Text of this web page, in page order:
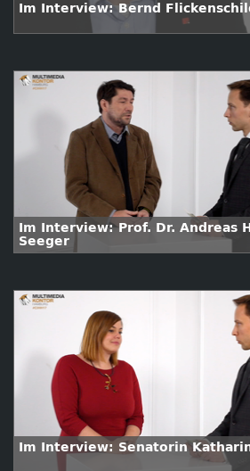
Im Interview: Bernd
Im Interview: Prof. Dr. Andreas
Seeger
Im Interview: Senatorin